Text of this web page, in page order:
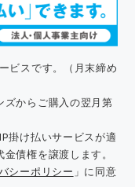
ビスです。（月末締め
ズからご購入の翌月第
掛け払いサービスが適
債権を譲渡します。
シーポリシー 」に同意